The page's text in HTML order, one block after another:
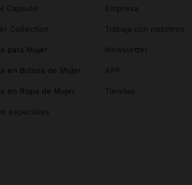
Capsule
Collection
para Mujer
en Bolsos de Mujer
en Ropa de Mujer
especiales
Empresa
Trabaja con nosotros
Newsletter
APP
Tiendas